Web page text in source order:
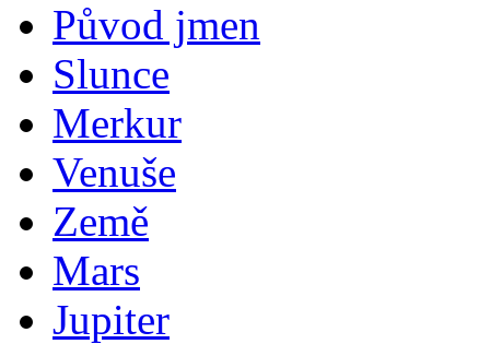
Původ jmen
Slunce
Merkur
Venuše
Země
Mars
Jupiter